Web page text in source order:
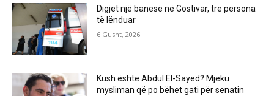
Digjet një banesë në Gostivar, tre persona
të lënduar
6 Gusht, 2026
Kush është Abdul El-Sayed? Mjeku
mysliman që po bëhet gati për senatin